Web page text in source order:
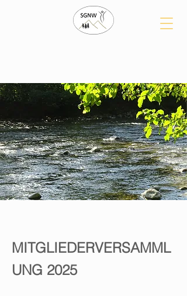
MITGLIEDERVERSAMML
UNG 2025